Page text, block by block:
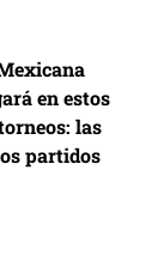
en estos
las
partidos